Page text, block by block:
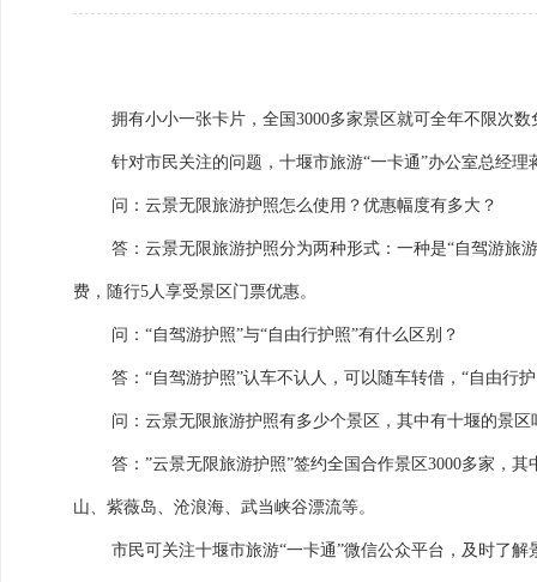
拥有小小一张卡片，全国 3000多家景区就可全年不限次
针对市民关注的问题，十堰市旅游“一卡通”办公室总经理
问：云景无限旅游护照怎么使用？优惠幅度有多大？
答：云景无限旅游护照分为两种形式：一种是“自驾游旅
费，随行5人享受景区门票优惠。
问：“自驾游护照”与“自由行护照”有什么区别？
答：“自驾游护照”认车不认人，可以随车转借，“自由行
问：云景无限旅游护照有多少个景区，其中有十堰的景区
答：”云景无限旅游护照”签约全国合作景区3000多家，其
山、紫薇岛、沧浪海、武当峡谷漂流等。
市民可关注十堰市旅游“一卡通”微信公众平台，及时了